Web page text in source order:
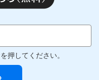
押してください。